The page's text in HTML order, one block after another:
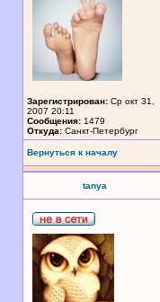
Зарегистрирован: Ср окт 31,
2007 20:11
Сообщения: 1479
Откуда: Санкт-Петербург
Вернуться к началу
tanya